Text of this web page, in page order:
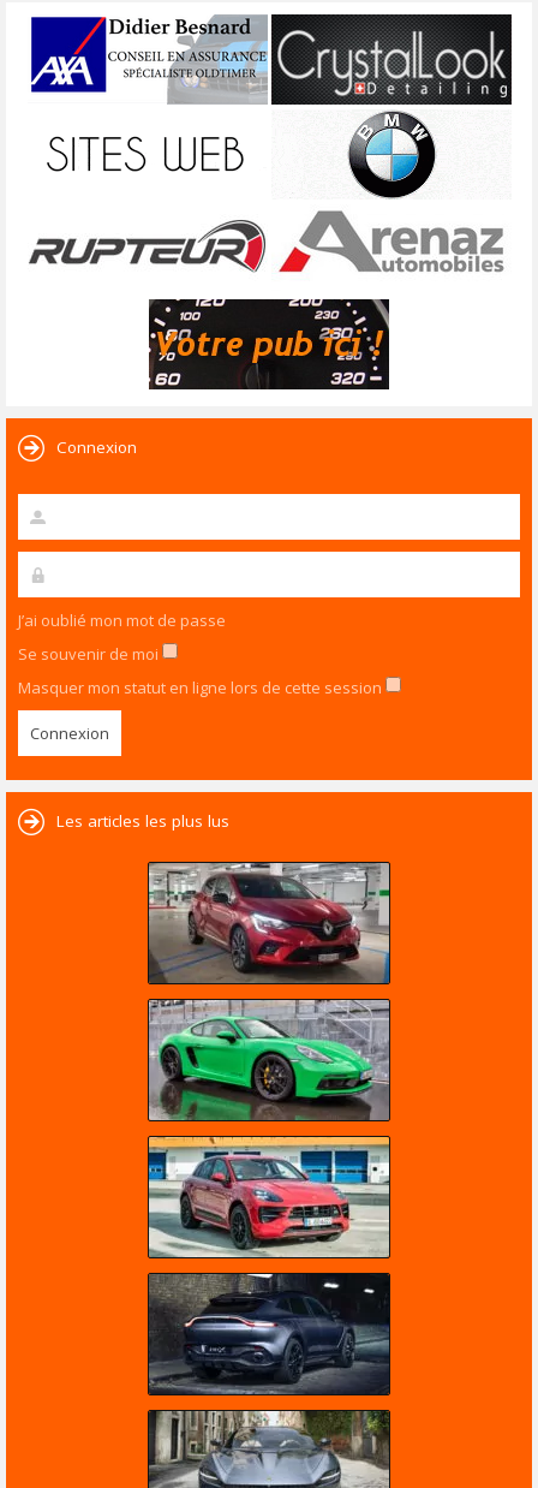
Connexion
J’ai oublié mon mot de passe
Se souvenir de moi
Masquer mon statut en ligne lors de cette session
Les articles les plus lus